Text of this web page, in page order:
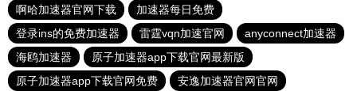
啊哈加速器官网下载
加速器每日免费
登录ins的免费加速器
雷霆vqn加速官网
anyconnect加速器
海鸥加速器
原子加速器app下载官网最新版
原子加速器app下载官网免费
安逸加速器官网官网